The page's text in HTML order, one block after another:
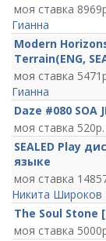
8969
Гианна
Modern
Terrain(ENG,
5471
Гианна
Daze #080 SOA
520
SEALED Play
языке
Никита Широков
The Soul Stone
5000